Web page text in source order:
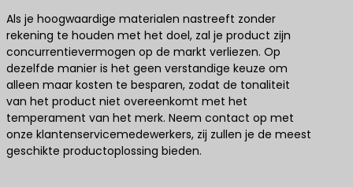
Als je hoogwaardige materialen nastreeft zonder
rekening te houden met het doel, zal je product zijn
concurrentievermogen op de markt verliezen. Op
dezelfde manier is het geen verstandige keuze om
alleen maar kosten te besparen, zodat de tonaliteit
van het product niet overeenkomt met het
temperament van het merk. Neem contact op met
onze klantenservicemedewerkers, zij zullen je de meest
geschikte productoplossing bieden.